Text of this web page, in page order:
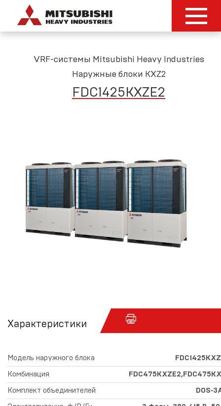
VRF-системы Mitsubishi Heavy Industries
Наружные блоки KXZ2
FDC1425KXZE2
Характеристики
Модель наружного блока
Комбинация
Комплект объединителей